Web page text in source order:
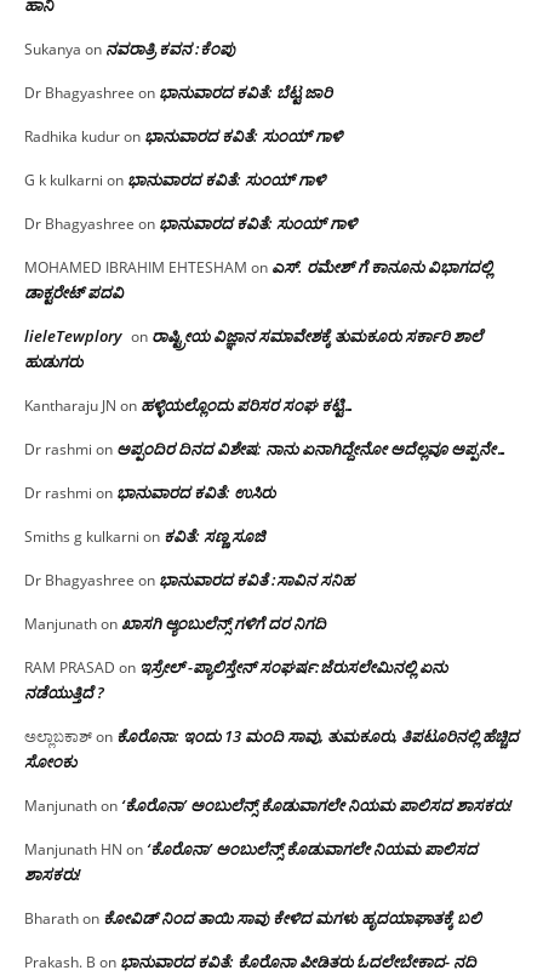
ಹಾನಿ
Sukanya on ನವರಾತ್ರಿ ಕವನ :ಕೆಂಪು
Dr Bhagyashree on ಭಾನುವಾರದ ಕವಿತೆ: ಬೆಟ್ಟ ಜಾರಿ
Radhika kuduron ಭಾನುವಾರದ ಕವಿತೆ: ಸುಂಯ್ ಗಾಳಿ
G k kulkarni on ಭಾನುವಾರದ ಕವಿತೆ: ಸುಂಯ್ ಗಾಳಿ
Dr Bhagyashree on ಭಾನುವಾರದ ಕವಿತೆ: ಸುಂಯ್ ಗಾಳಿ
MOHAMED IBRAHIM EHTESHAM on ಎಸ್. ರಮೇಶ್ ಗೆ ಕಾನೂನು ವಿಭಾಗದಲ್ಲಿ
ಡಾಕ್ಟರೇಟ್ ಪದವಿ
lieleTewplory on ರಾಷ್ಟ್ರೀಯ ವಿಜ್ಞಾನ ಸಮಾವೇಶಕ್ಕೆ‌ ತುಮಕೂರು ಸರ್ಕಾರಿ ಶಾಲೆ
ಹುಡುಗರು
Kantharaju JN on ಹಳ್ಳಿಯಲ್ಲೊಂದು ಪರಿಸರ ಸಂಘ ಕಟ್ಟಿ…
Dr rashmi on ಅಪ್ಪಂದಿರ ದಿನದ ವಿಶೇಷ: ನಾನು ಏನಾಗಿದ್ದೇನೋ‌ ಅದೆಲ್ಲವೂ ಅಪ್ಪನೇ…
Dr rashmi on ಭಾನುವಾರದ ಕವಿತೆ: ಉಸಿರು
Smiths g kulkarni on ಕವಿತೆ: ಸಣ್ಣ ಸೂಜಿ
Dr Bhagyashree on ಭಾನುವಾರದ ಕವಿತೆ :ಸಾವಿನ ಸನಿಹ
Manjunathonಖಾಸಗಿ ಆ್ಯಂಬುಲೆನ್ಸ್ ಗಳಿಗೆ ದರ ನಿಗದಿ
RAM PRASAD on ಇಸ್ರೇಲ್ -ಪ್ಯಾಲಿಸ್ತೇನ್ ಸಂಘರ್ಷ:ಜೆರುಸಲೇಮಿನಲ್ಲಿ ಏನು
ನಡೆಯುತ್ತಿದೆ ?
ಅಲ್ಲಾಬಕಾಶ್on ಕೊರೊನಾ: ಇಂದು 13 ಮಂದಿ ಸಾವು, ತುಮಕೂರು, ತಿಪಟೂರಿನಲ್ಲಿ ಹೆಚ್ಚಿದ
ಸೋಂಕು
Manjunathon ‘ಕೊರೊನಾ’ ಅಂಬುಲೆನ್ಸ್ ಕೊಡುವಾಗಲೇ ನಿಯಮ ಪಾಲಿಸದ ಶಾಸಕರು!
Manjunath HN on ‘ಕೊರೊನಾ’ ಅಂಬುಲೆನ್ಸ್ ಕೊಡುವಾಗಲೇ ನಿಯಮ ಪಾಲಿಸದ
ಶಾಸಕರು!
Bharathon ಕೋವಿಡ್ ನಿಂದ ತಾಯಿ ಸಾವು ಕೇಳಿದ ಮಗಳು ಹೃದಯಾಘಾತಕ್ಕೆ ಬಲಿ
Prakash. B on ಭಾನುವಾರದ ಕವಿತೆ: ಕೊರೊನಾ ಪೀಡಿತರು ಓದಲೇಬೇಕಾದ- ನದಿ